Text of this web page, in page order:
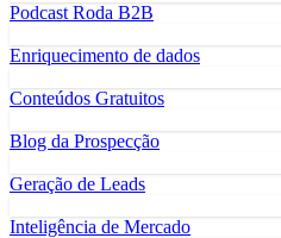
Podcast Roda B2B
Enriquecimento de dados
Conteúdos Gratuitos
Blog da Prospecção
Geração de Leads
Inteligência de Mercado